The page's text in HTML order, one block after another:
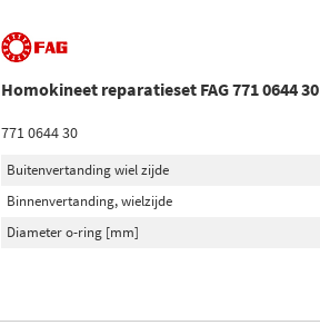
Homokineet reparatieset FAG 771 0644 30
771 0644 30
Buitenvertanding wiel zijde
Binnenvertanding, wielzijde
Diameter o-ring [mm]